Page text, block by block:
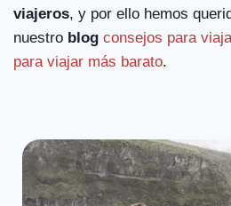
viajeros, y por ello hemos
nuestro blog consejos para
para viajar más barato.